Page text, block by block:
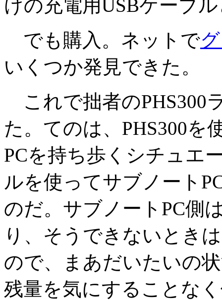
けの充電用USBケーブ
でも購入。ネットで
いくつか発見できた。
これで拙者のPHS300
た。てのは、PHS300を
PCを持ち歩くシチュエ
ルを使ってサブノート
のだ。サブノートPC側
り、そうできないとき
ので、まあだいたいの
残量を気にすることな